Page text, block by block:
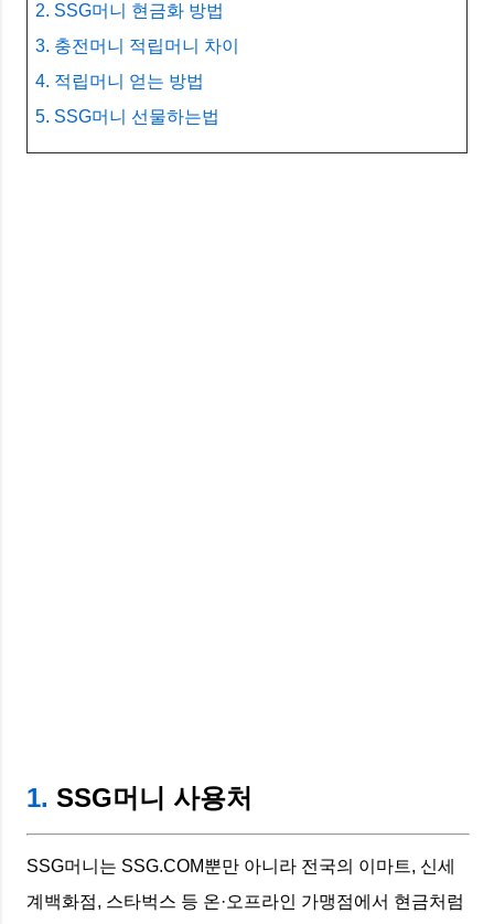
2. SSG머니 현금화 방법
3. 충전머니 적립머니 차이
4. 적립머니 얻는 방법
5. SSG머니 선물하는법
1. SSG머니 사용처
SSG머니는 SSG.COM뿐만 아니라 전국의 이마트, 신세
계백화점, 스타벅스 등 온·오프라인 가맹점에서 현금처럼